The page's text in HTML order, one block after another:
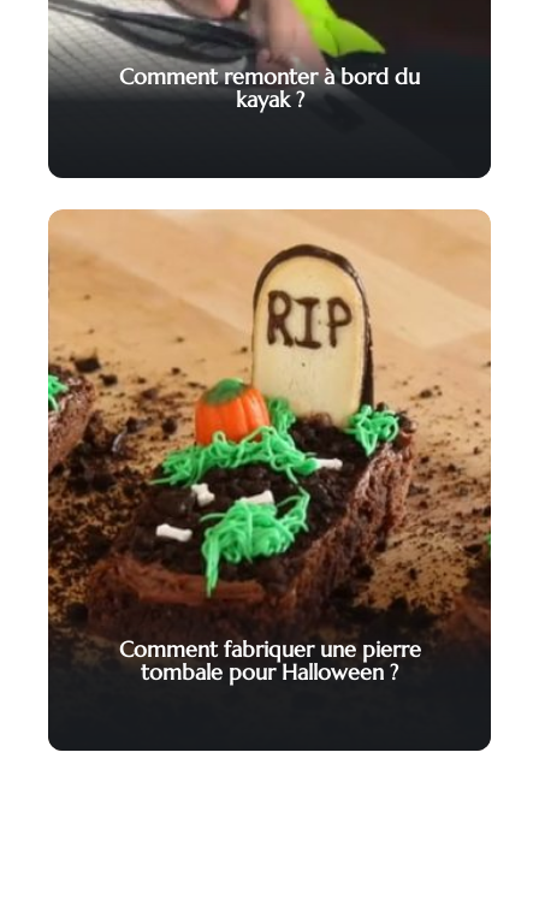
Comment remonter à bord du
kayak ?
Comment fabriquer une pierre
tombale pour Halloween ?